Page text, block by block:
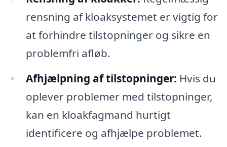
rensning af kloaksystemet er vigtig for
at forhindre tilstopninger og sikre en
problemfri afløb.
Afhjælpning af tilstopninger: Hvis du
oplever problemer med tilstopninger,
kan en kloakfagmand hurtigt
identificere og afhjælpe problemet.